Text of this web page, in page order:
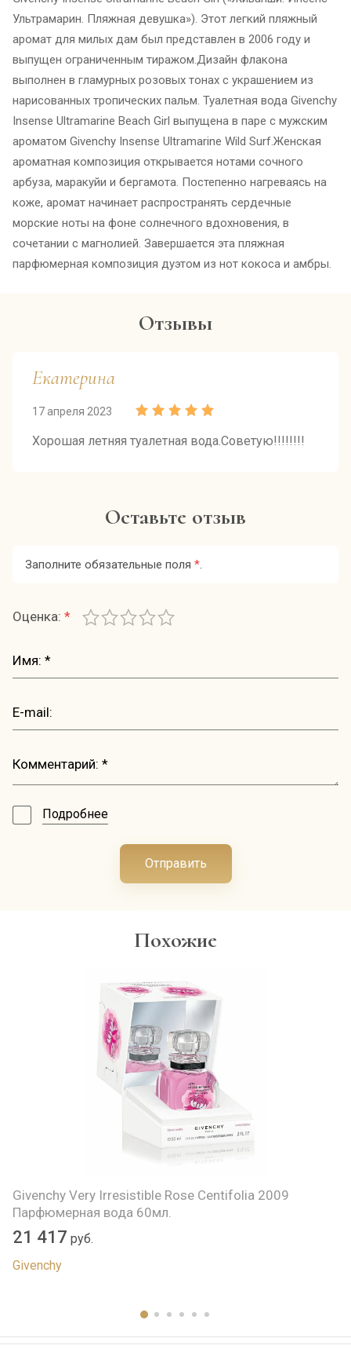
Ультрамарин. Пляжная девушка»). Этот легкий пляжный
аромат для милых дам был представлен в 2006 году и
выпущен ограниченным тиражом.Дизайн флакона
выполнен в гламурных розовых тонах с украшением из
нарисованных тропических пальм. Туалетная вода Givenchy
Insense Ultramarine Beach Girl выпущена в паре с мужским
ароматом Givenchy Insense Ultramarine Wild Surf.Женская
ароматная композиция открывается нотами сочного
арбуза, маракуйи и бергамота. Постепенно нагреваясь на
коже, аромат начинает распространять сердечные
морские ноты на фоне солнечного вдохновения, в
сочетании с магнолией. Завершается эта пляжная
парфюмерная композиция дуэтом из нот кокоса и амбры.
Отзывы
Екатерина
17 апреля 2023
Хорошая летняя туалетная вода.Советую!!!!!!!!
Оставьте отзыв
Заполните обязательные поля *.
Оценка: *
Подробнее
Отправить
Похожие
Givenchy Very Irresistible Rose Centifolia 2009
Парфюмерная вода 60мл.
21 417 руб.
Givenchy